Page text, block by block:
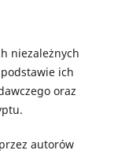
niezależnych
ich
oraz
autorów